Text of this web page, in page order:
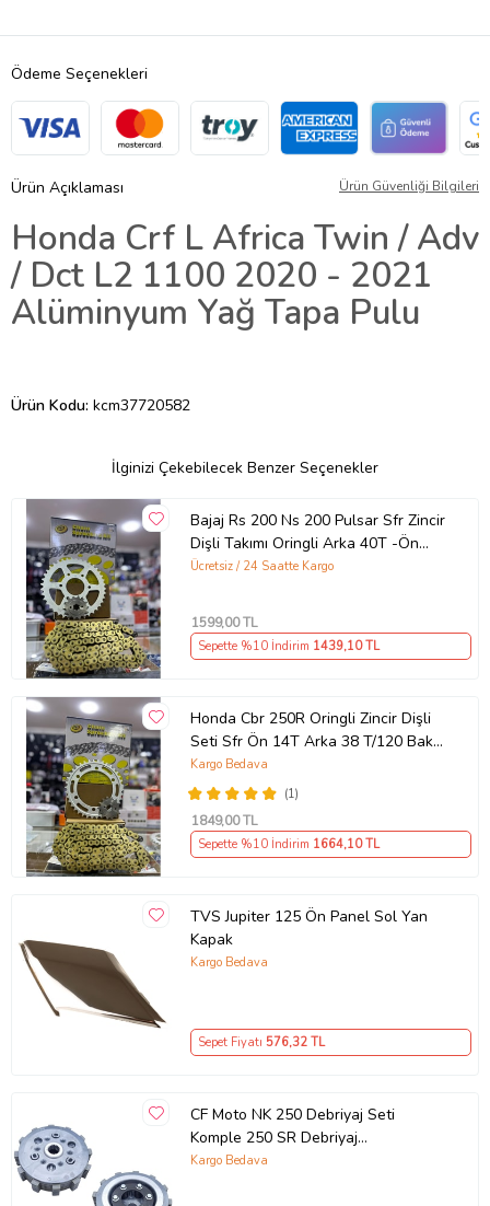
Ödeme Seçenekleri
Ürün Açıklaması Ürün Güvenliği Bilgileri
Honda Crf L Africa Twin / Adv
/ Dct L2 1100 2020 - 2021
Alüminyum Yağ Tapa Pulu
Ürün Kodu: kcm37720582
İlginizi Çekebilecek Benzer Seçenekler
Bajaj Rs 200 Ns 200 Pulsar Sfr Zincir
Dişli Takımı Oringli Arka 40T -Ön
14T 108 Bakla Supermto
Ücretsiz / 24 Saatte Kargo
1599,00 TL
Sepette %10 İndirim 1439,10 TL
Honda Cbr 250R Oringli Zincir Dişli
Seti Sfr Ön 14T Arka 38 T/120 Bakla
2011-17 Arasmto
(1)
Kargo Bedava
1849,00 TL
Sepette %10 İndirim 1664,10 TL
TVS Jupiter 125 Ön Panel Sol Yan
Kapak
Kargo Bedava
Sepet Fiyatı 576,32 TL
CF Moto NK 250 Debriyaj Seti
Komple 250 SR Debriyaj
Balata+Göbek Set 7Li Hepsi
Kargo Bedava